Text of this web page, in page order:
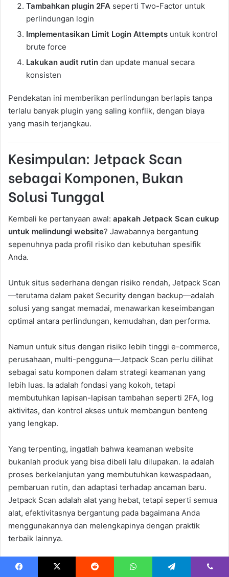
Tambahkan plugin 2FA seperti Two-Factor untuk
perlindungan login
Implementasikan Limit Login Attempts untuk kontrol
brute force
Lakukan audit rutin dan update manual secara
konsisten
Pendekatan ini memberikan perlindungan berlapis tanpa
terlalu banyak plugin yang saling konflik, dengan biaya
yang masih terjangkau.
Kesimpulan: Jetpack Scan
sebagai Komponen, Bukan
Solusi Tunggal
Kembali ke pertanyaan awal: apakah Jetpack Scan cukup
untuk melindungi website? Jawabannya bergantung
sepenuhnya pada profil risiko dan kebutuhan spesifik
Anda.
Untuk situs sederhana dengan risiko rendah, Jetpack Scan
—terutama dalam paket Security dengan backup—adalah
solusi yang sangat memadai, menawarkan keseimbangan
optimal antara perlindungan, kemudahan, dan performa.
Namun untuk situs dengan risiko lebih tinggi e-commerce,
perusahaan, multi-pengguna—Jetpack Scan perlu dilihat
sebagai satu komponen dalam strategi keamanan yang
lebih luas. Ia adalah fondasi yang kokoh, tetapi
membutuhkan lapisan-lapisan tambahan seperti 2FA, log
aktivitas, dan kontrol akses untuk membangun benteng
yang lengkap.
Yang terpenting, ingatlah bahwa keamanan website
bukanlah produk yang bisa dibeli lalu dilupakan. Ia adalah
proses berkelanjutan yang membutuhkan kewaspadaan,
pembaruan rutin, dan adaptasi terhadap ancaman baru.
Jetpack Scan adalah alat yang hebat, tetapi seperti semua
alat, efektivitasnya bergantung pada bagaimana Anda
menggunakannya dan melengkapinya dengan praktik
terbaik lainnya.
Pada akhirnya, website yang aman adalah hasil dari